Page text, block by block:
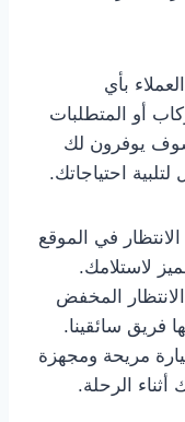
بأي
أو المتطلبات
سوف يوفرون لك
احتياجاتك.
في الموقع
لاستلامك.
المخفض
فريق سائقينا.
مريحة ومجهزة
الرحلة.